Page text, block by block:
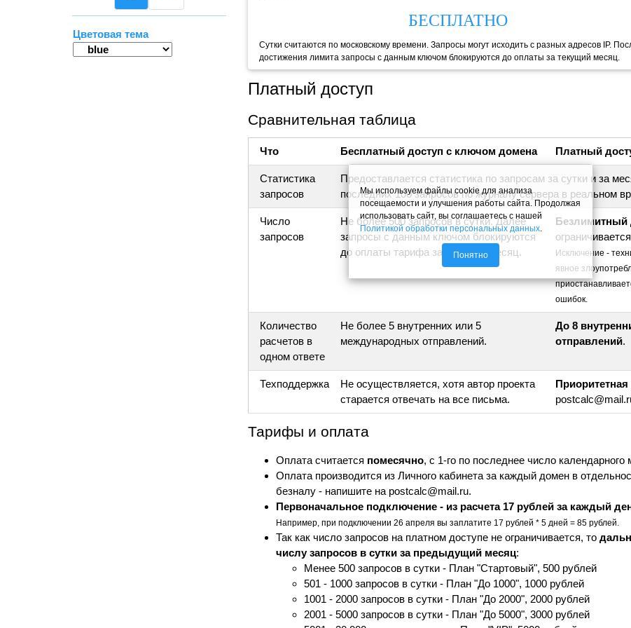
Цветовая тема
БЕСПЛАТНО
Сутки считаются по московскому времени. Запросы могут исходить с разных адресов IP.
достижения лимита запросы с данным ключом блокируются до оплаты за текущий месяц.
Платный доступ
Сравнительная таблица
Что Бесплатный доступ с ключом домена Платный
Статистика
запросов
Предоставлается статистика по запросам за сутки и за
последних 100 запросов по журналу сервера в реальном
Число
запросов
Не более 500 запросов в сутки. Далее
запросы с данным ключом блокируются
до оплаты тарифа за текущий месяц.
Безлимитный
Исключение -
явное
ошибок.
Количество
расчетов в
одном ответе
Не более 5 внутренних или 5
международных отправлений.
До 8
отправлений.
Техподдержка
Не осуществляется, хотя автор проекта
старается отвечать на все письма.
Приоритетная
Тарифы и оплата
Оплата считается помесячно, с 1-го по последнее число календарного
Оплата производится из Личного кабинета за каждый домен в
безналу - напишите на postcalc@mail.ru.
Первоначальное подключение - из расчета 17 рублей за каждый
Например, при подключении 26 апреля вы заплатите 17 рублей * 5 дней = 85 рублей.
Так как число запросов на платном доступе не ограничивается, то
числу запросов в сутки за предыдущий месяц:
Менее 500 запросов в сутки - План "Стартовый", 500 рублей
501 - 1000 запросов в сутки - План "До 1000", 1000 рублей
1001 - 2000 запросов в сутки - План "До 2000", 2000 рублей
2001 - 5000 запросов в сутки - План "До 5000", 3000 рублей
Мы используем файлы cookie для анализа
посещаемости и улучшения работы сайта. Продолжая
использовать сайт, вы соглашаетесь с нашей
Политикой обработки персональных данных.
Понятно